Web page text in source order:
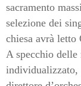
sacramento
selezione dei
chiesa avrà letto
A specchio delle
individualizzato,